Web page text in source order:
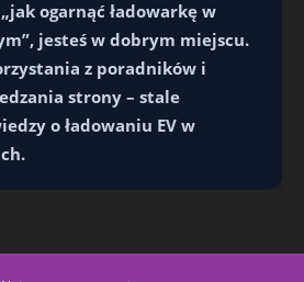
ogarnąć ładowarkę w
jesteś w dobrym miejscu.
z poradników i
strony – stale
o ładowaniu EV w